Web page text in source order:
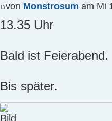
von Monstrosum am Mi
13.35 Uhr
Bald ist Feierabend.
Bis später.